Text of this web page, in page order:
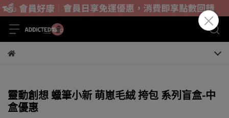
靈動創想 蠟筆小新 萌崽毛絨 挎包 系列盲盒-中
盒優惠